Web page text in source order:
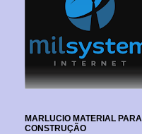
MARLUCIO MATERIAL PARA
CONSTRUÇÃO